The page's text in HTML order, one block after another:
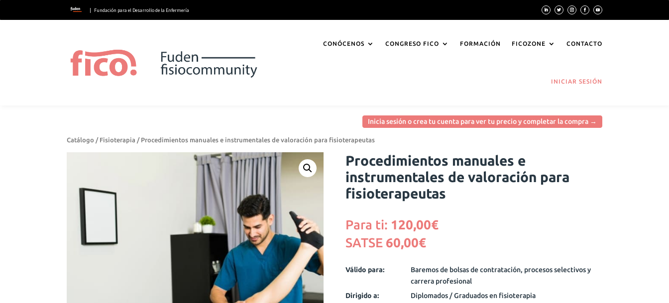
| Fundación para el Desarrollo de la Enfermería
CONÓCENOS CONGRESO FICO FORMACIÓN FICOZONE CONTACTO
INICIAR SESIÓN
Catálogo / Fisioterapia / Procedimientos manuales e instrumentales de valoración para fisioterapeutas
Inicia sesión o crea tu cuenta para ver tu precio y completar la compra →
Procedimientos manuales e
instrumentales de valoración para
fisioterapeutas
Para ti: 120,00€
SATSE 60,00€
Válido para:
Baremos de bolsas de contratación, procesos selectivos y
carrera profesional
Dirigido a:
Diplomados / Graduados en fisioterapia